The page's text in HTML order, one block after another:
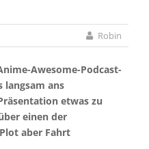
Robin
Awesome-Podcast-
langsam ans
etwas zu
einen der
aber Fahrt